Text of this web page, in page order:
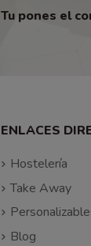
Tu pones el
ENLACES
Hostelería
Take Away
Blog